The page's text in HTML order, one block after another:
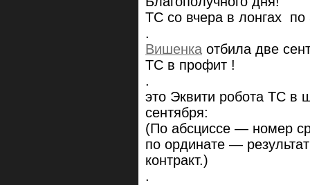
ТС со вчера в лонгах
.
Вишенка отбила две
ТС в профит !
.
это Эквити робота ТС в
сентября:
(По абсциссе — номер
по ординате —
контракт.)
.